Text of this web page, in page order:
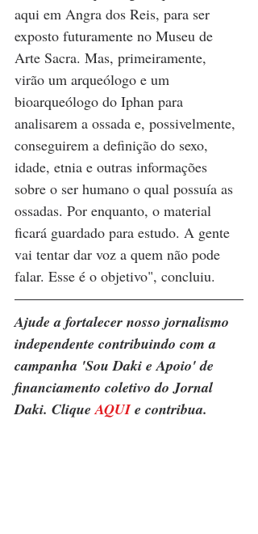
aqui em Angra dos Reis, para ser
exposto futuramente no Museu de
Arte Sacra. Mas, primeiramente,
virão um arqueólogo e um
bioarqueólogo do Iphan para
analisarem a ossada e, possivelmente,
conseguirem a definição do sexo,
idade, etnia e outras informações
sobre o ser humano o qual possuía as
ossadas. Por enquanto, o material
ficará guardado para estudo. A gente
vai tentar dar voz a quem não pode
falar. Esse é o objetivo", concluiu.
Ajude a fortalecer nosso jornalismo
independente contribuindo com a
campanha 'Sou Daki e Apoio' de
financiamento coletivo do Jornal
Daki. Clique AQUI e contribua.